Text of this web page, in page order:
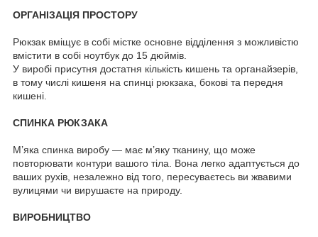
ОРГАНІЗАЦІЯ ПРОСТОРУ
Рюкзак вміщує в собі містке основне відділення з можливістю
вмістити в собі ноутбук до 15 дюймів.
У виробі присутня достатня кількість кишень та органайзерів,
в тому числі кишеня на спинці рюкзака, бокові та передня
кишені.
СПИНКА РЮКЗАКА
М’яка спинка виробу — має м’яку тканину, що може
повторювати контури вашого тіла. Вона легко адаптується до
ваших рухів, незалежно від того, пересуваєтесь ви жвавими
вулицями чи вирушаєте на природу.
ВИРОБНИЦТВО